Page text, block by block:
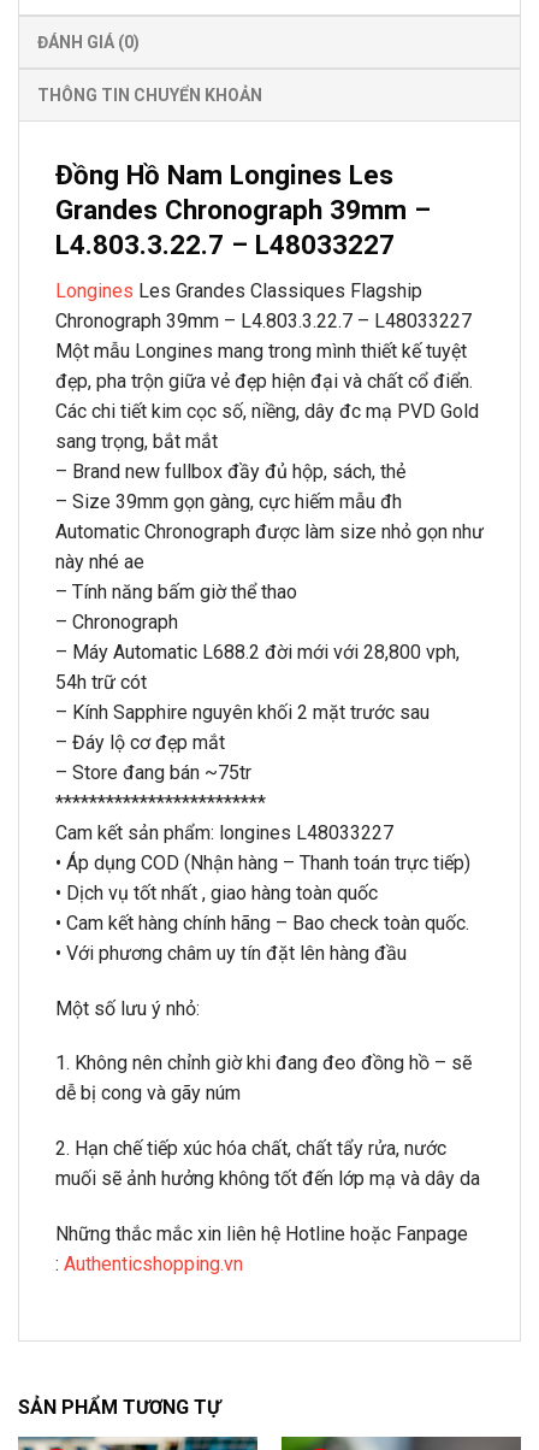
ĐÁNH GIÁ (0)
THÔNG TIN CHUYỂN KHOẢN
Đồng Hồ Nam Longines Les
Grandes Chronograph 39mm –
L4.803.3.22.7 – L48033227
Longines Les Grandes Classiques Flagship
Chronograph 39mm – L4.803.3.22.7 – L48033227
Một mẫu Longines mang trong mình thiết kế tuyệt
đẹp, pha trộn giữa vẻ đẹp hiện đại và chất cổ điển.
Các chi tiết kim cọc số, niềng, dây đc mạ PVD Gold
sang trọng, bắt mắt
– Brand new fullbox đầy đủ hộp, sách, thẻ
– Size 39mm gọn gàng, cực hiếm mẫu đh
Automatic Chronograph được làm size nhỏ gọn như
này nhé ae
– Tính năng bấm giờ thể thao
– Chronograph
– Máy Automatic L688.2 đời mới với 28,800 vph,
54h trữ cót
– Kính Sapphire nguyên khối 2 mặt trước sau
– Đáy lộ cơ đẹp mắt
– Store đang bán ~75tr
*************************
Cam kết sản phẩm: longines L48033227
• Áp dụng COD (Nhận hàng – Thanh toán trực tiếp)
• Dịch vụ tốt nhất , giao hàng toàn quốc
• Cam kết hàng chính hãng – Bao check toàn quốc.
• Với phương châm uy tín đặt lên hàng đầu
Một số lưu ý nhỏ:
1. Không nên chỉnh giờ khi đang đeo đồng hồ – sẽ
dễ bị cong và gãy núm
2. Hạn chế tiếp xúc hóa chất, chất tẩy rửa, nước
muối sẽ ảnh hưởng không tốt đến lớp mạ và dây da
Những thắc mắc xin liên hệ Hotline hoặc Fanpage
: Authenticshopping.vn
SẢN PHẨM TƯƠNG TỰ